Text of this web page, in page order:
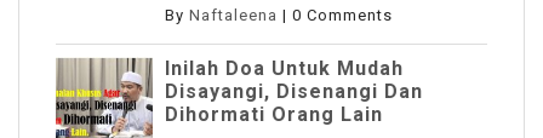
By Naftaleena | 0 Comments
Inilah Doa Untuk Mudah
Disayangi, Disenangi Dan
Dihormati Orang Lain